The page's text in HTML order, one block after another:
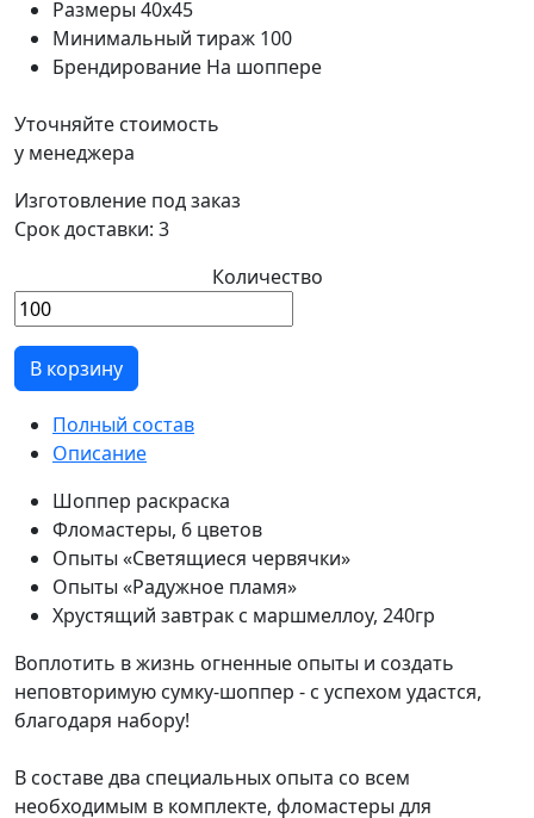
Размеры 40х45
Минимальный тираж 100
Брендирование На шоппере
Уточняйте стоимость
у менеджера
Изготовление под заказ
Срок доставки: 3
Количество
В корзину
Полный состав
Описание
Шоппер раскраска
Фломастеры, 6 цветов
Опыты «Светящиеся червячки»
Опыты «Радужное пламя»
Хрустящий завтрак с маршмеллоу, 240гр
Воплотить в жизнь огненные опыты и создать
неповторимую сумку-шоппер - с успехом удастся,
благодаря набору!
В составе два специальных опыта со всем
необходимым в комплекте, фломастеры для